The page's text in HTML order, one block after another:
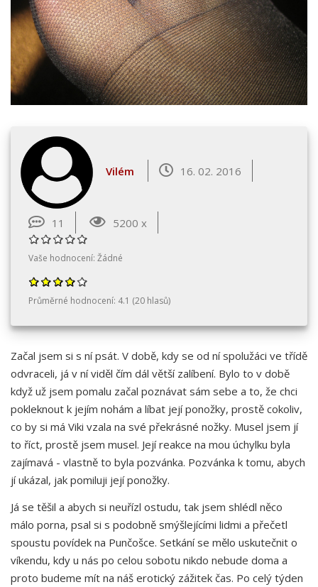
Vilém 16. 02. 2016
11 5200 x
Vaše hodnocení: Žádné
Průměrné hodnocení: 4.1 (20 hlasů)
Začal jsem si s ní psát. V době, kdy se od ní spolužáci ve třídě
odvraceli, já v ní viděl čím dál větší zalíbení. Bylo to v době
když už jsem pomalu začal poznávat sám sebe a to, že chci
pokleknout k jejím nohám a líbat její ponožky, prostě cokoliv,
co by si má Viki vzala na své překrásné nožky. Musel jsem jí
to říct, prostě jsem musel. Její reakce na mou úchylku byla
zajímavá - vlastně to byla pozvánka. Pozvánka k tomu, abych
jí ukázal, jak pomiluji její ponožky.
Já se těšil a abych si neuřízl ostudu, tak jsem shlédl něco
málo porna, psal si s podobně smýšlejícími lidmi a přečetl
spoustu povídek na Punčošce. Setkání se mělo uskutečnit o
víkendu, kdy u nás po celou sobotu nikdo nebude doma a
proto budeme mít na náš erotický zážitek čas. Po celý týden